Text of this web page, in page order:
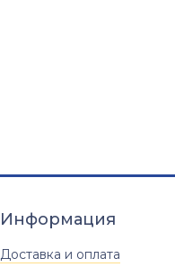
Информация
Доставка и оплата